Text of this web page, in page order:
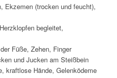
Ekzemen (trocken und feucht),
begleitet,
Füße, Zehen, Finger
und Jucken am Steißbein
kraftlose Hände, Gelenködeme